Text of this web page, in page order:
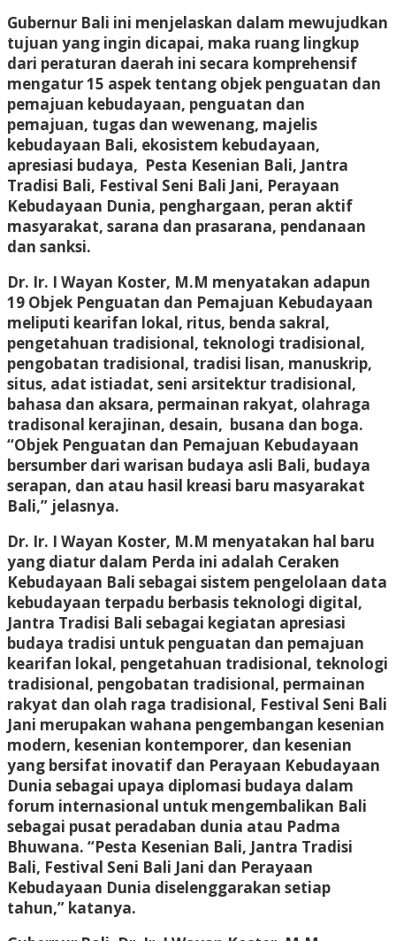
Gubernur Bali ini menjelaskan dalam mewujudkan
tujuan yang ingin dicapai, maka ruang lingkup
dari peraturan daerah ini secara komprehensif
mengatur 15 aspek tentang objek penguatan dan
pemajuan kebudayaan, penguatan dan
pemajuan, tugas dan wewenang, majelis
kebudayaan Bali, ekosistem kebudayaan,
apresiasi budaya, Pesta Kesenian Bali, Jantra
Tradisi Bali, Festival Seni Bali Jani, Perayaan
Kebudayaan Dunia, penghargaan, peran aktif
masyarakat, sarana dan prasarana, pendanaan
dan sanksi.
Dr. Ir. I Wayan Koster, M.M menyatakan adapun
19 Objek Penguatan dan Pemajuan Kebudayaan
meliputi kearifan lokal, ritus, benda sakral,
pengetahuan tradisional, teknologi tradisional,
pengobatan tradisional, tradisi lisan, manuskrip,
situs, adat istiadat, seni arsitektur tradisional,
bahasa dan aksara, permainan rakyat, olahraga
tradisonal kerajinan, desain, busana dan boga.
“Objek Penguatan dan Pemajuan Kebudayaan
bersumber dari warisan budaya asli Bali, budaya
serapan, dan atau hasil kreasi baru masyarakat
Bali,” jelasnya.
Dr. Ir. I Wayan Koster, M.M menyatakan hal baru
yang diatur dalam Perda ini adalah Ceraken
Kebudayaan Bali sebagai sistem pengelolaan data
kebudayaan terpadu berbasis teknologi digital,
Jantra Tradisi Bali sebagai kegiatan apresiasi
budaya tradisi untuk penguatan dan pemajuan
kearifan lokal, pengetahuan tradisional, teknologi
tradisional, pengobatan tradisional, permainan
rakyat dan olah raga tradisional, Festival Seni Bali
Jani merupakan wahana pengembangan kesenian
modern, kesenian kontemporer, dan kesenian
yang bersifat inovatif dan Perayaan Kebudayaan
Dunia sebagai upaya diplomasi budaya dalam
forum internasional untuk mengembalikan Bali
sebagai pusat peradaban dunia atau Padma
Bhuwana. “Pesta Kesenian Bali, Jantra Tradisi
Bali, Festival Seni Bali Jani dan Perayaan
Kebudayaan Dunia diselenggarakan setiap
tahun,” katanya.